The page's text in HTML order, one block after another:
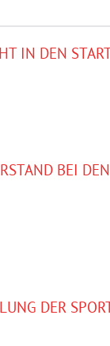
IN DEN
BEI
DER